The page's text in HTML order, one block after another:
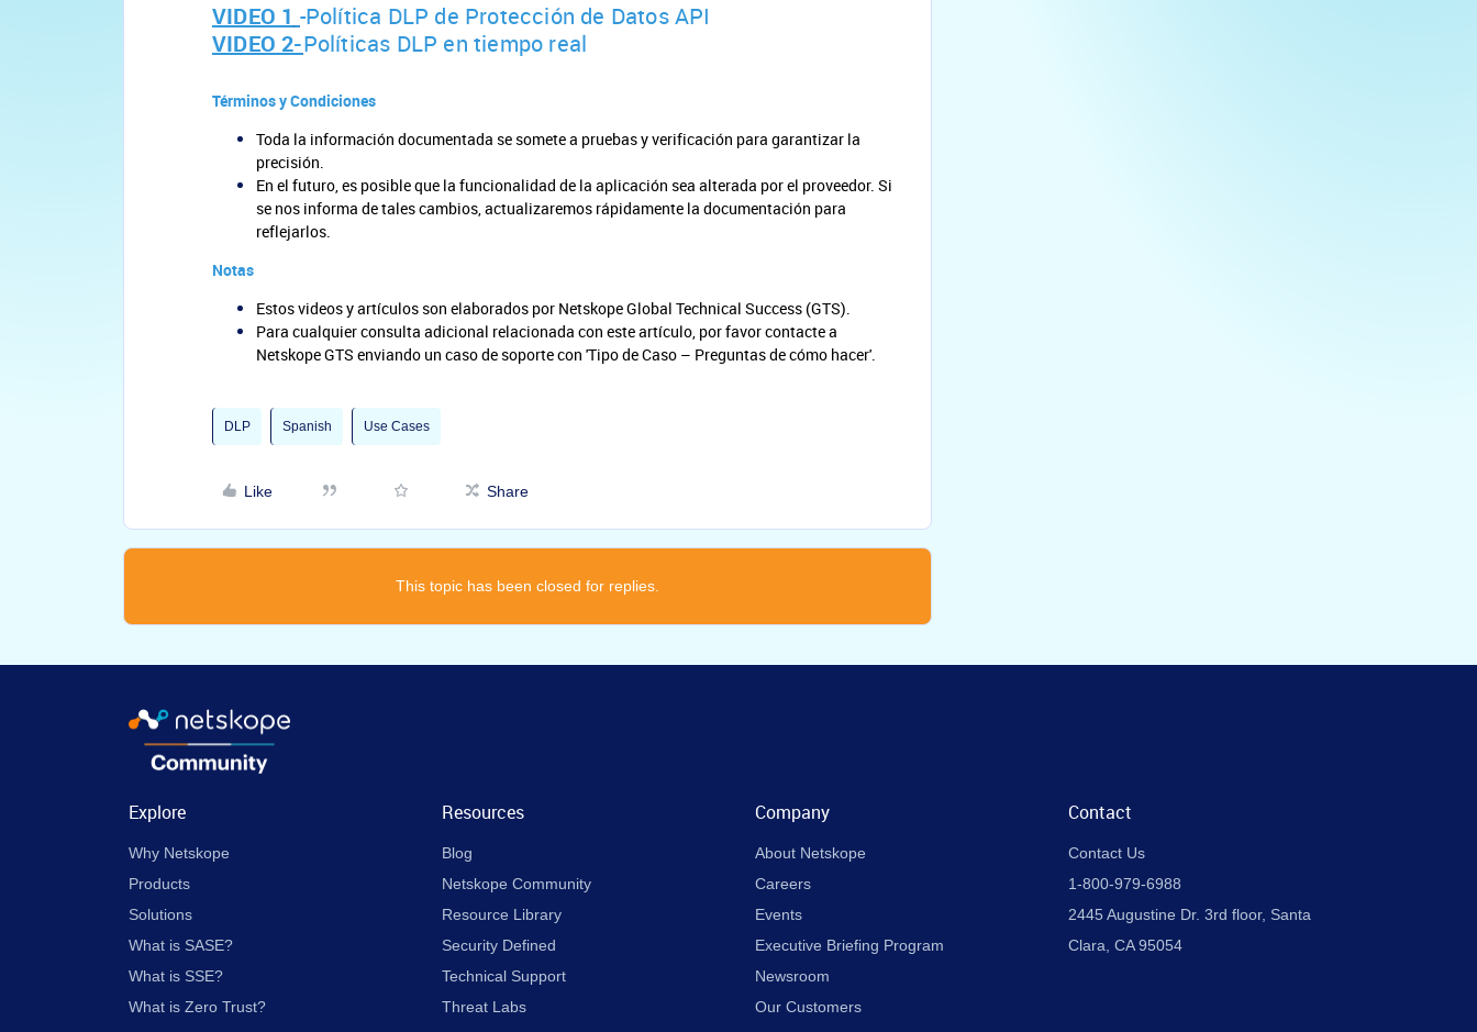
VIDEO 1 -Política DLP de Protección de Datos API
VIDEO 2-Políticas DLP en tiempo real
Términos y Condiciones
Toda la información documentada se somete a pruebas y verificación para garantizar la
precisión.
En el futuro, es posible que la funcionalidad de la aplicación sea alterada por el proveedor. Si
se nos informa de tales cambios, actualizaremos rápidamente la documentación para
reflejarlos.
Notas
Estos videos y artículos son elaborados por Netskope Global Technical Success (GTS).
Para cualquier consulta adicional relacionada con este artículo, por favor contacte a
Netskope GTS enviando un caso de soporte con 'Tipo de Caso – Preguntas de cómo hacer'.
DLP Spanish Use Cases
Like Share
This topic has been closed for replies.
Explore
Why Netskope
Products
Solutions
What is SASE?
What is SSE?
What is Zero Trust?
Resources
Blog
Netskope Community
Resource Library
Security Defined
Technical Support
Threat Labs
Company
About Netskope
Careers
Events
Executive Briefing Program
Newsroom
Our Customers
Contact
Contact Us
1-800-979-6988
2445 Augustine Dr. 3rd floor, Santa
Clara, CA 95054